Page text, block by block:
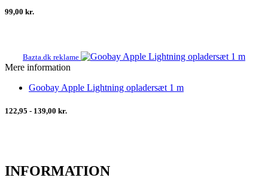
99,00 kr.
Bazta.dk reklame
Mere information
Goobay Apple Lightning opladersæt 1 m
122,95 - 139,00 kr.
INFORMATION